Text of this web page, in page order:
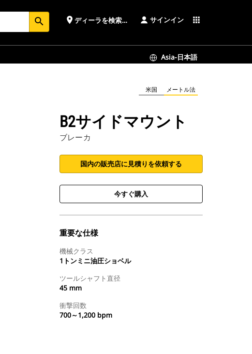
search place ディーラを検索する サインイン apps
Asia-日本語
米国 メートル法
B2サイドマウント
ブレーカ
国内の販売店に見積りを依頼する
今すぐ購入
重要な仕様
機械クラス
1トンミニ油圧ショベル
ツールシャフト直径
45 mm
衝撃回数
700～1,200 bpm